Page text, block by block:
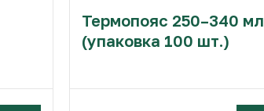
Термопояс 250–340 мл
(упаковка 100 шт.)